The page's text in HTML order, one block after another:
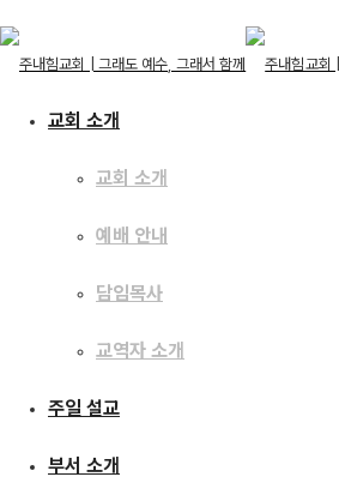
교회 소개
교회 소개
담임목사
주일 설교
교회 소개
교회 소개
예배 안내
담임목사
교역자 소개
주일 설교
부서 소개
주일 설교
[25.05.18]